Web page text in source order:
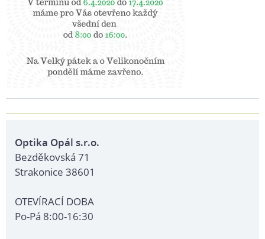
Optika Opál s.r.o.
Bezděkovská 71
Strakonice 38601
OTEVÍRACÍ DOBA
Po-Pá 8:00-16:30